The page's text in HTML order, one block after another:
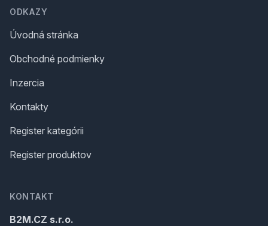
ODKAZY
Úvodná stránka
Obchodné podmienky
Inzercia
Kontakty
Register kategórii
Register produktov
KONTAKT
B2M.CZ s.r.o.